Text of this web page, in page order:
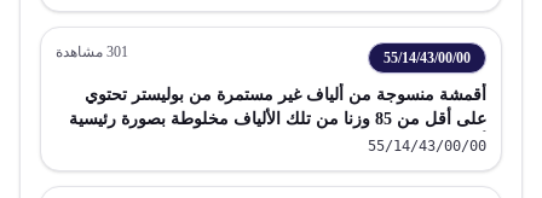
55/14/43/00/00
301 مشاهدة
أقمشة منسوجة من ألياف غير مستمرة من بوليستر تحتوي
على أقل من 85 وزنا من تلك الألياف مخلوطة بصورة رئيسية
أو حصرية بقطن بوزن يزيد عن 170 جم م2 مطبوعة
55/14/43/00/00